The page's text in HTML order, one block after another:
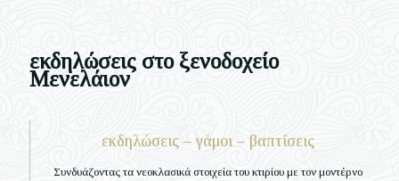
εκδηλώσεις στο ξενοδοχείο
Μενελάιον
εκδηλώσεις – γάμοι – βαπτίσεις
Συνδυάζοντας τα νεοκλασικά στοιχεία του κτιρίου με τον μοντέρνο